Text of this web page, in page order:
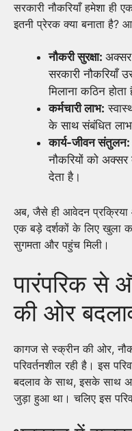
सरकारी नौकरियाँ हमेशा ही
इतनी प्रेरक क्या बनाता है?
नौकरी सुरक्षा: अक्सर
सरकारी नौकरियाँ
मिलाना कठिन होता
कर्मचारी लाभ:
के साथ संबंधित
कार्य-जीवन संतुलन:
नौकरियों को
देता है।
अब, जैसे ही आवेदन
एक बड़े दर्शकों के लिए खुला
सुगमता और पहुंच मिली।
पारंपरिक से
की ओर
कागज से स्क्रीन की ओर,
परिवर्तनशील रही है। इस
बदलाव के साथ, इसके साथ
जुड़ा हुआ था। चलिए इस